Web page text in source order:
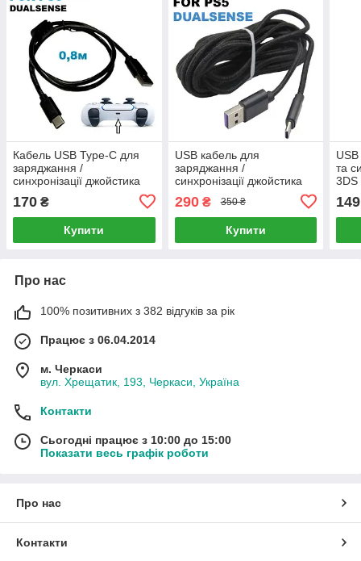
Кабель USB Type-C для
заряджання /
синхронізації джойстика
(0,8 м)
170 ₴
Купити
USB кабель для
заряджання /
синхронізації джойстика
PS5 Dualsense чорний 3
метри
290₴ 350 ₴
Купити
та
3DS
149
Про нас
100% позитивних з 382 відгуків за рік
Працює з 06.04.2014
м. Черкаси
вул. Хрещатик, 193, Черкаси, Україна
Контакти
Сьогодні працює з 10:00 до 15:00
Показати весь графік роботи
Про нас
Контакти